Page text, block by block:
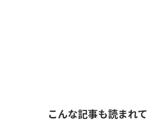
こんな記事も読まれ